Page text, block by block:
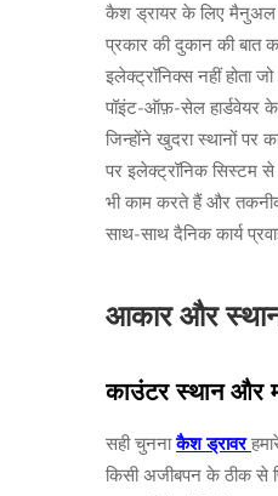
कैश ड्रायर के लिए मैनुअल
प्रकार की दुकान की बात
इलेक्ट्रॉनिक्स नहीं
पॉइंट-ऑफ़-सेल हार्डवेयर के
जिन्होंने खुदरा स्थानों पर
पर इलेक्ट्रॉनिक सिस्टम
भी काम करते हैं और
साथ-साथ दैनिक कार्य
आकार और स्थान
काउंटर स्थान और
सही चुननाकैश ड्रावर
किसी अजीबपन के ठीक से